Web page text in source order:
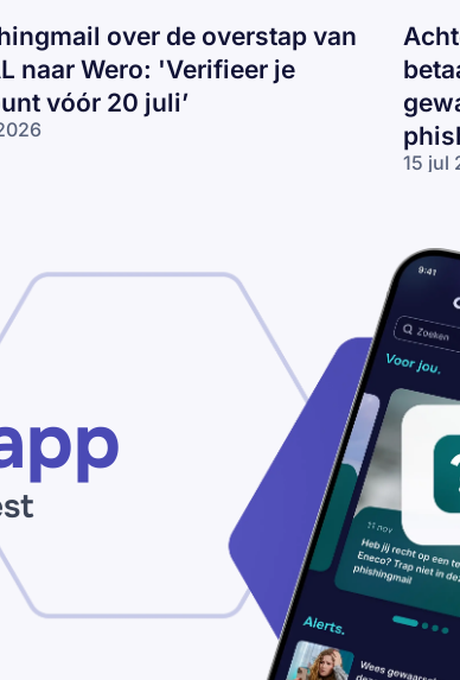
over de overstap van
naar Wero: 'Verifieer je
vóór 20 juli’
je
juli’
15 jul
voor